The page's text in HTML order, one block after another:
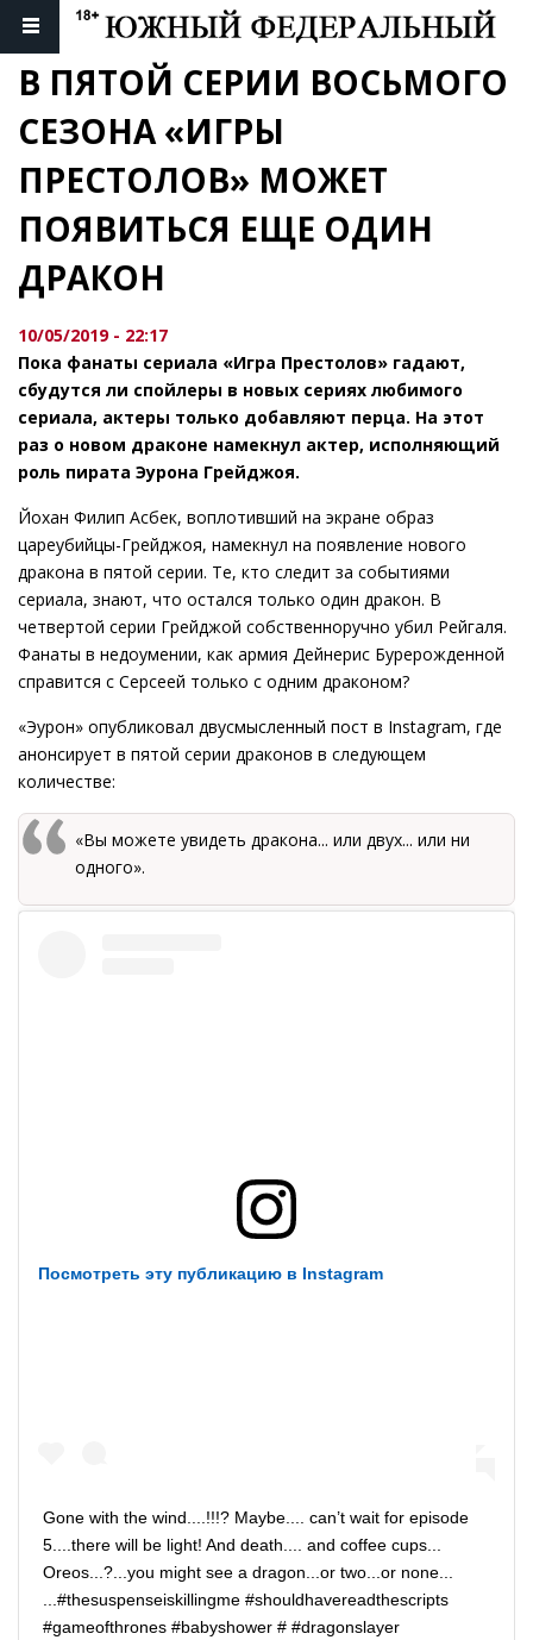
В ПЯТОЙ СЕРИИ ВОСЬМОГО
СЕЗОНА «ИГРЫ
ПРЕСТОЛОВ» МОЖЕТ
ПОЯВИТЬСЯ ЕЩЕ ОДИН
ДРАКОН
10/05/2019 - 22:17
Пока фанаты сериала «Игра Престолов» гадают,
сбудутся ли спойлеры в новых сериях любимого
сериала, актеры только добавляют перца. На этот
раз о новом драконе намекнул актер, исполняющий
роль пирата Эурона Грейджоя.
Йохан Филип Асбек, воплотивший на экране образ
цареубийцы-Грейджоя, намекнул на появление нового
дракона в пятой серии. Те, кто следит за событиями
сериала, знают, что остался только один дракон. В
четвертой серии Грейджой собственноручно убил Рейгаля.
Фанаты в недоумении, как армия Дейнерис Бурерожденной
справится с Серсеей только с одним драконом?
«Эурон» опубликовал двусмысленный пост в Instagram, где
анонсирует в пятой серии драконов в следующем
количестве:
«Вы можете увидеть дракона... или двух... или ни
одного».
Посмотреть эту публикацию в Instagram
Gone with the wind....!!!? Maybe.... can’t wait for episode
5....there will be light! And death.... and coffee cups...
Oreos...?...you might see a dragon...or two...or none...
...#thesuspenseiskillingme #shouldhavereadthescripts
#gameofthrones #babyshower # #dragonslayer